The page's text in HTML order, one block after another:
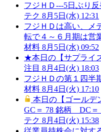
フジＨＤ---5日ぶり
テク 8月5日(水) 12:31
フジＨＤは高い、メ
転で４～６月期は営
材料 8月5日(水) 09:52
★本日の【サプライ
注目 8月4日(火) 18:03
フジＨＤの第１四半
材料 8月4日(火) 17:10
本日の【ゴール
GC＝ 78 銘柄 DC
テク 8月4日(火) 15:38